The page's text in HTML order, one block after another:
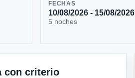
FECHAS
10/08/2026 - 15/08/2026
5 noches
con criterio